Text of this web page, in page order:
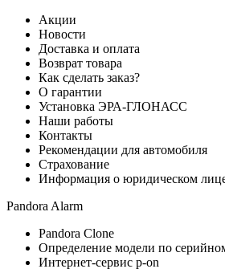
Акции
Новости
Доставка и оплата
Возврат товара
Как сделать заказ?
О гарантии
Установка ЭРА-ГЛОНАСС
Наши работы
Контакты
Рекомендации для автомобиля
Страхование
Информация о юридическом
Pandora Alarm
Pandora Clone
Определение модели по
Интернет-сервис p-on